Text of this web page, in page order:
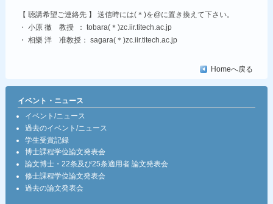
【 聴講希望ご連絡先 】 送信時には(＊)を@に置き換えて下さい。
・ 小原 徹 教授 ： tobara(＊)zc.iir.titech.ac.jp
・ 相樂 洋 准教授： sagara(＊)zc.iir.titech.ac.jp
Homeへ戻る
イベント・ニュース
イベント/ニュース
過去のイベント/ニュース
学生受賞記録
博士課程学位論文発表会
論文博士・22条及び25条適用者 論文発表会
修士課程学位論文発表会
過去の論文発表会